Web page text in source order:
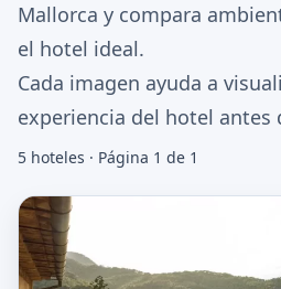
Mallorca y compara
el hotel ideal.
Cada imagen ayuda a
experiencia del hotel antes
5 hoteles · Página 1 de 1